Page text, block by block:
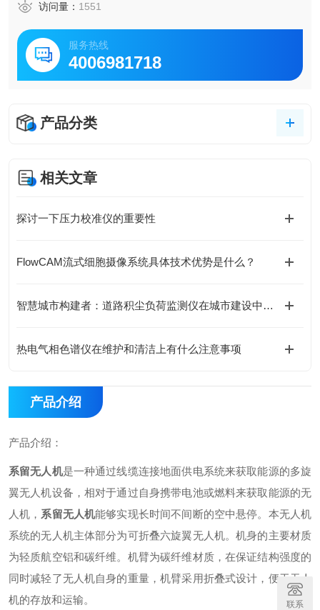
访问量： 1551
服务热线
4006981718
产品分类
相关文章
探讨一下压力校准仪的重要性
FlowCAM流式细胞摄像系统具体技术优势是什么？
智慧城市构建者：道路积尘负荷监测仪在城市建设中的应用
热电气相色谱仪在维护和清洁上有什么注意事项
产品介绍
产品介绍：
系留无人机是一种通过线缆连接地面供电系统来获取能源的多旋
翼无人机设备，相对于通过自身携带电池或燃料来获取能源的无
人机， 系留无人机能够实现长时间不间断的空中悬停。本无人机
系统的无人机主体部分为可折叠六旋翼无人机。机身的主要材质
为轻质航空铝和碳纤维。机臂为碳纤维材质，在保证结构强度的
同时减轻了无人机自身的重量，机臂采用折叠式设计，便于无人
机的存放和运输。
联系